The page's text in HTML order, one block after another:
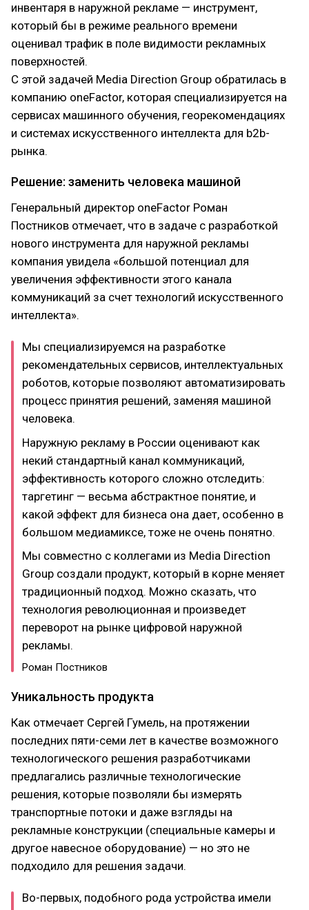
инвентаря в наружной рекламе — инструмент,
который бы в режиме реального времени
оценивал трафик в поле видимости рекламных
поверхностей.
С этой задачей Media Direction Group обратилась в
компанию oneFactor, которая специализируется на
сервисах машинного обучения, георекомендациях
и системах искусственного интеллекта для b2b-
рынка.
Решение: заменить человека машиной
Генеральный директор oneFactor Роман
Постников отмечает, что в задаче с разработкой
нового инструмента для наружной рекламы
компания увидела «большой потенциал для
увеличения эффективности этого канала
коммуникаций за счет технологий искусственного
интеллекта».
Мы специализируемся на разработке
рекомендательных сервисов, интеллектуальных
роботов, которые позволяют автоматизировать
процесс принятия решений, заменяя машиной
человека.
Наружную рекламу в России оценивают как
некий стандартный канал коммуникаций,
эффективность которого сложно отследить:
таргетинг — весьма абстрактное понятие, и
какой эффект для бизнеса она дает, особенно в
большом медиамиксе, тоже не очень понятно.
Мы совместно с коллегами из Media Direction
Group создали продукт, который в корне меняет
традиционный подход. Можно сказать, что
технология революционная и произведет
переворот на рынке цифровой наружной
рекламы.
Роман Постников
Уникальность продукта
Как отмечает Сергей Гумель, на протяжении
последних пяти-семи лет в качестве возможного
технологического решения разработчиками
предлагались различные технологические
решения, которые позволяли бы измерять
транспортные потоки и даже взгляды на
рекламные конструкции (специальные камеры и
другое навесное оборудование) — но это не
подходило для решения задачи.
Во-первых, подобного рода устройства имели